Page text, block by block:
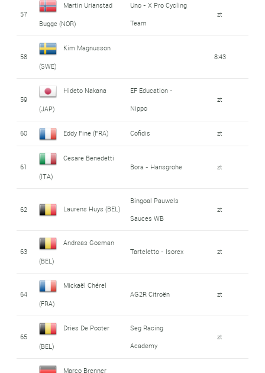
57
Martin Urianstad
Bugge (NOR)
Uno - X Pro Cycling
Team
zt
58
Kim Magnusson
(SWE)
8:43
59
Hideto Nakana
(JAP)
EF Education -
Nippo
zt
60 Eddy Fine (FRA) Cofidis zt
61
Cesare Benedetti
(ITA)
Bora - Hansgrohe zt
62 Laurens Huys (BEL)
Bingoal Pauwels
Sauces WB
zt
63
Andreas Goeman
(BEL)
Tarteletto - Isorex zt
64
Mickaël Chérel
(FRA)
AG2R Citroën zt
65
Dries De Pooter
(BEL)
Seg Racing
Academy
zt
Marco Brenner